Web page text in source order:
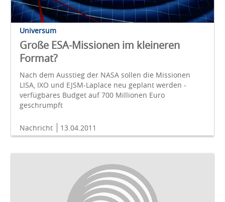
Universum
Große ESA-Missionen im kleineren
Format?
Nach dem Ausstieg der NASA sollen die Missionen
LISA, IXO und EJSM-Laplace neu geplant werden -
verfügbares Budget auf 700 Millionen Euro
geschrumpft
Nachricht 13.04.2011